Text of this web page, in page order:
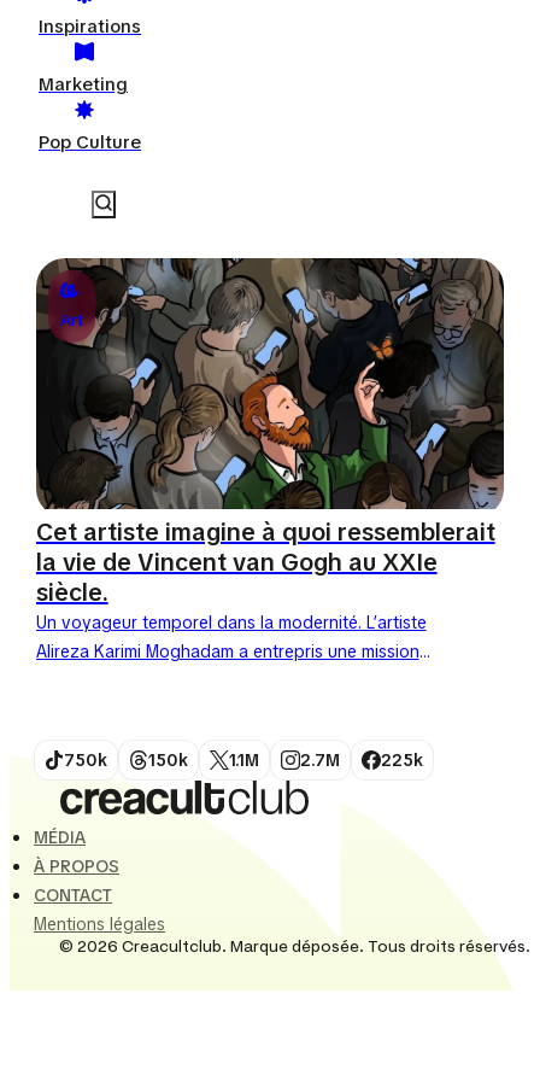
Inspirations
Marketing
Pop Culture
Art
Cet artiste imagine à quoi ressemblerait
la vie de Vincent van Gogh au XXIe
siècle.
Un voyageur temporel dans la modernité. L’artiste
Alireza Karimi Moghadam a entrepris une mission
750k 150k 1.1M 2.7M 225k
MÉDIA
À PROPOS
CONTACT
Mentions légales
© 2026 Creacultclub. Marque déposée. Tous droits réservés.